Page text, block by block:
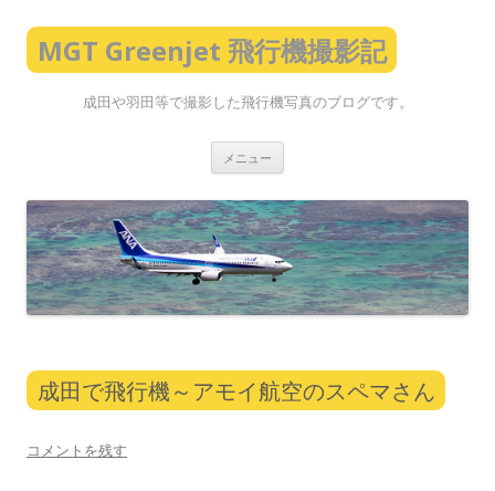
MGT Greenjet 飛行機撮影記
成田や羽田等で撮影した飛行機写真のブログです。
メニュー
ン
ツ
へ
ス
キ
ッ
プ
成田で飛行機～アモイ航空のスペマさん
コメントを残す